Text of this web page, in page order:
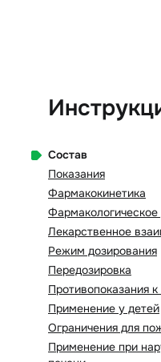
Состав
Показания
Фармакокинетика
Фармакологическое
Лекарственное
Режим дозирования
Передозировка
Противопоказания
Применение у детей
Ограничения для
Применение при